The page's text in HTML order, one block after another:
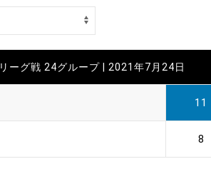
リーグ戦 24グループ | 2021年7月24日
11
8